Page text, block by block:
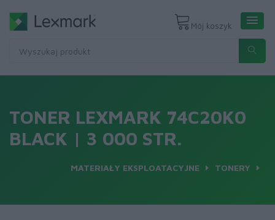
Mój koszyk
TONER LEXMARK 74C20K0
BLACK | 3 000 STR.
MATERIAŁY EKSPLOATACYJNE TONERY